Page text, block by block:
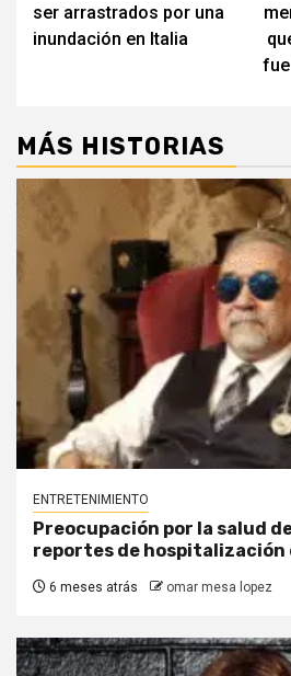
ser arrastrados por una
inundación en Italia
MÁS HISTORIAS
ENTRETENIMIENTO
Preocupación por la salud
reportes de hospitalización
6 meses atrás omar mesa lopez